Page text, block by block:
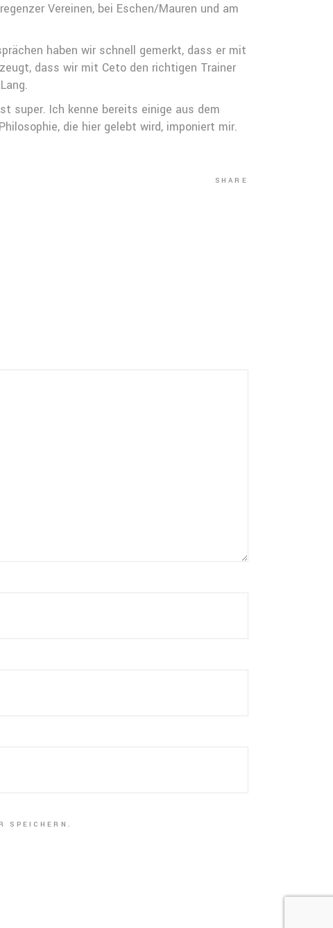
Vereinen, bei Eschen/Mauren und am
haben wir schnell gemerkt, dass er mit
dass wir mit Ceto den richtigen Trainer
super. Ich kenne bereits einige aus dem
die hier gelebt wird, imponiert mir.
SHARE
SPEICHERN.